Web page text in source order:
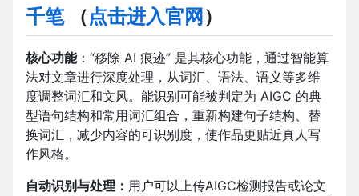
千笔（点击进入官网 ）
核心功能：“移除 AI 痕迹” 是其核心功能，通过智能算
法对文章进行深度处理，从词汇、语法、语义等多维
度调整词汇和文风。能识别可能被判定为 AIGC 的典
型语句结构和常用词汇组合，重新构建句子结构、替
换词汇，减少内容的可识别度，使作品更贴近真人写
作风格。
自动识别与处理： 用户可以上传AIGC检测报告或论文